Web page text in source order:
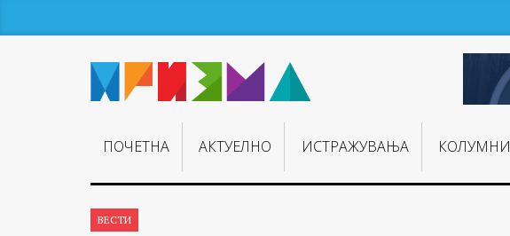
ПОЧЕТНА АКТУЕЛНО ИСТРАЖУВАЊA КОЛУМНИ
ВЕСТИ